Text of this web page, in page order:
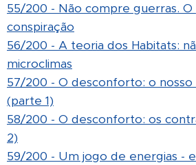
55/200 - Não compre guerras.
conspiração
56/200 - A teoria dos Habitats:
microclimas
57/200 - O desconforto: o nosso
(parte 1)
58/200 - O desconforto: os
2)
59/200 - Um jogo de energias -